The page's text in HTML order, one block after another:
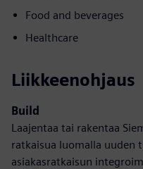
Food and beverages
Healthcare
Liikkeenohjaus
Build
Laajentaa tai rakentaa
ratkaisua luomalla uuden
asiakasratkaisun